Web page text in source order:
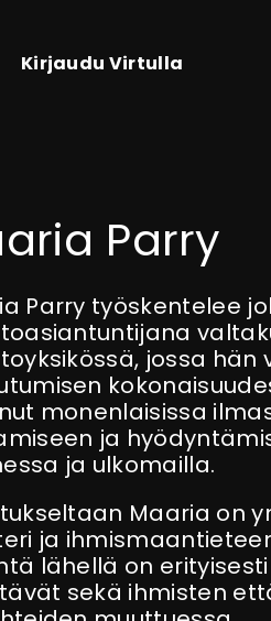
Kirjaudu Virtulla
Parry
Parry työskentelee
jossa
monenlaisissa
ja
ja ulkomailla.
Maaria on
ja
lähellä on
sekä ihmisten